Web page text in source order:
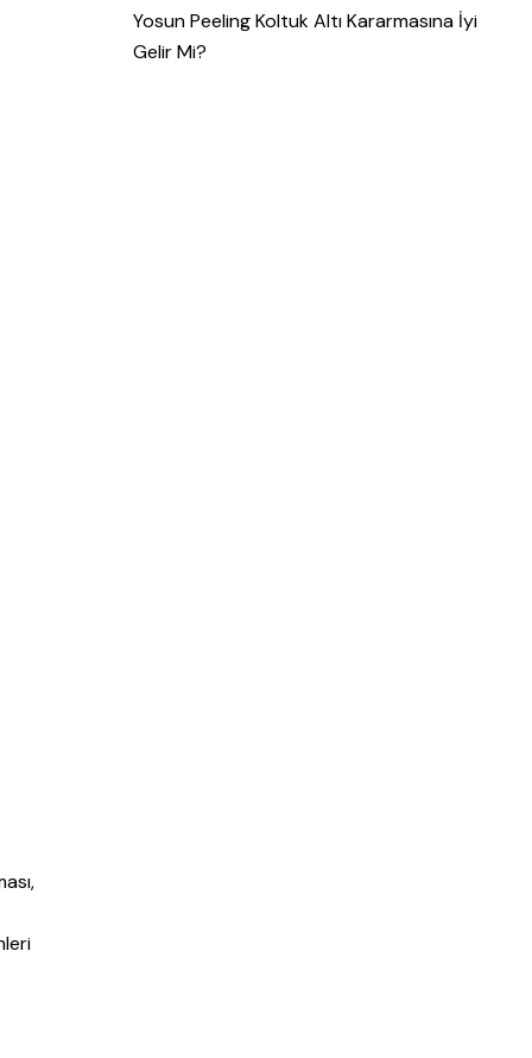
Yosun Peeling Koltuk Altı Kararmasına İyi
Gelir Mi?